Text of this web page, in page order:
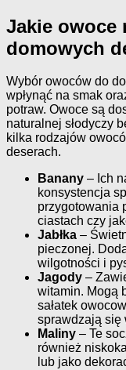
Jakie owoce
domowych
Wybór owoców do
wpłynąć na smak
potraw. Owoce są
naturalnej słodyczy
kilka rodzajów
deserach.
Banany – Ich
konsystencja
przygotowania
ciastach czy
Jabłka –
pieczonej.
wilgotności i
Jagody –
witamin. Mogą
sałatek
sprawdzają się
Maliny – Te
również
lub jako